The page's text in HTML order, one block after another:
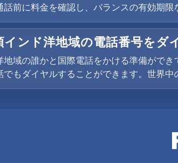
前に料金を確認し、バランスの有効期限
ンド洋地域の電話番号をダ
域の誰かと国際電話をかける準備がで
もダイヤルすることができます。世界